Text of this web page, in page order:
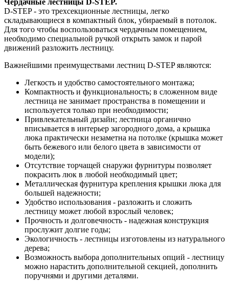
D-STEP - это трехсекционные лестницы, легко
складывающиеся в компактный блок, убираемый в потолок.
Для того чтобы воспользоваться чердачным помещением,
необходимо специальной ручкой открыть замок и парой
движений разложить лестницу.
Важнейшими преимуществами лестниц D-STEP являются:
Легкость и удобство самостоятельного монтажа;
Компактность и функциональность; в сложенном виде
лестница не занимает пространства в помещении и
используется только при необходимости;
Привлекательный дизайн; лестница органично
вписывается в интерьер загородного дома, а крышка
люка практически незаметна на потолке (крышка может
быть бежевого или белого цвета в зависимости от
модели);
Отсутствие торчащей снаружи фурнитуры позволяет
покрасить люк в любой необходимый цвет;
Металлическая фурнитура крепления крышки люка для
большей надежности;
Удобство использования - разложить и сложить
лестницу может любой взрослый человек;
Прочность и долговечность - надежная конструкция
прослужит долгие годы;
Экологичность - лестницы изготовлены из натурального
дерева;
Возможность выбора дополнительных опций - лестницу
можно нарастить дополнительной секцией, дополнить
поручнями и другими деталями.